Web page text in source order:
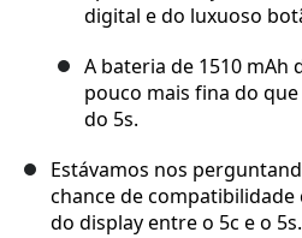
digital e do luxuoso
A bateria de 1510 mAh
pouco mais fina do
do 5s.
Estávamos nos
chance de
do display entre o 5c e o 5s.